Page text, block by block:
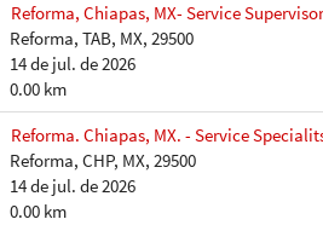
Reforma, Chiapas, MX- Service
Reforma, TAB, MX, 29500
14 de jul. de 2026
0.00 km
Reforma. Chiapas, MX. - Service
Reforma, CHP, MX, 29500
14 de jul. de 2026
0.00 km